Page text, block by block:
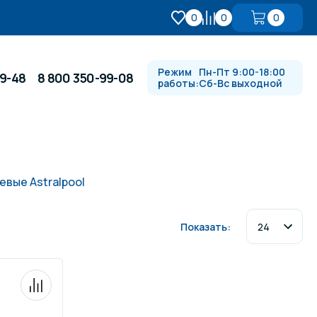
0 0 0
Водопады, водяные пушки и
48 8 800 350-99-08
Режим
работы:
Пн-Пт 9:00-18:00
Сб-Вс выходной
Astralpool
Показать: